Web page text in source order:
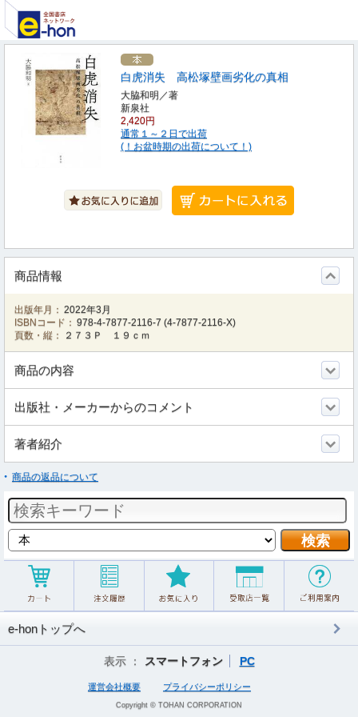
白虎消失 高松塚壁画劣化の真相
大脇和明／著
新泉社
2,420円
通常１～２日で出荷
(！お盆時期の出荷について！)
商品情報
出版年月： 2022年3月
ISBNコード： 978-4-7877-2116-7 (4-7877-2116-X)
頁数・縦：
２７３Ｐ １９ｃｍ
商品の内容
出版社・メーカーからのコメント
著者紹介
商品の返品について
e-honトップへ
表示 ： スマートフォン PC
運営会社概要 プライバシーポリシー
Copyright © TOHAN CORPORATION